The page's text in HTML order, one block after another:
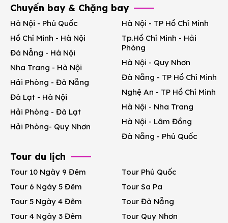
Chuyến bay & Chặng bay
Hà Nội - Phú Quốc
Hồ Chí Minh - Hà Nội
Đà Nẵng - Hà Nội
Nha Trang - Hà Nội
Hải Phòng - Đà Nẵng
Đà Lạt - Hà Nội
Hải Phòng - Đà Lạt
Hải Phòng- Quy Nhơn
Hà Nội - TP Hồ Chí Minh
Tp.Hồ Chí Minh - Hải
Phòng
Hà Nội - Quy Nhơn
Đà Nẵng - TP Hồ Chí Minh
Nghệ An - TP Hồ Chí Minh
Hà Nội - Nha Trang
Hà Nội - Lâm Đồng
Đà Nẵng - Phú Quốc
Tour du lịch
Tour 10 Ngày 9 Đêm
Tour 6 Ngày 5 Đêm
Tour 5 Ngày 4 Đêm
Tour 4 Ngày 3 Đêm
Tour Phú Quốc
Tour Sa Pa
Tour Đà Nẵng
Tour Quy Nhơn